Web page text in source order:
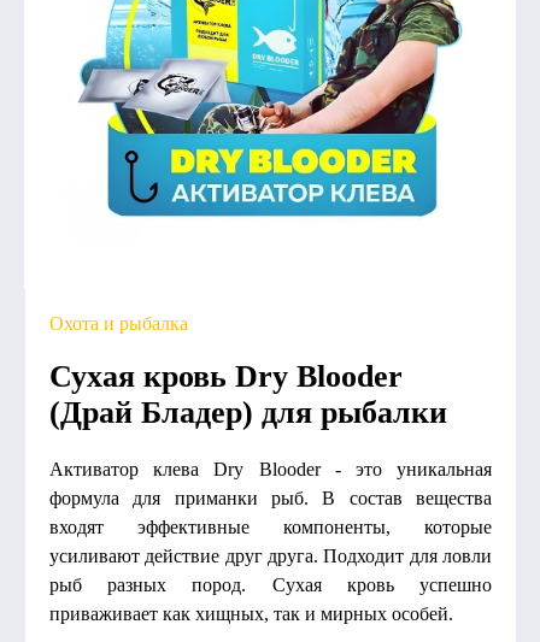
Охота и рыбалка
Сухая кровь Dry Blooder
(Драй Бладер) для рыбалки
Активатор клева Dry Blooder - это уникальная
формула для приманки рыб. В состав вещества
входят эффективные компоненты, которые
усиливают действие друг друга. Подходит для ловли
рыб разных пород. Сухая кровь успешно
приваживает как хищных, так и мирных особей.